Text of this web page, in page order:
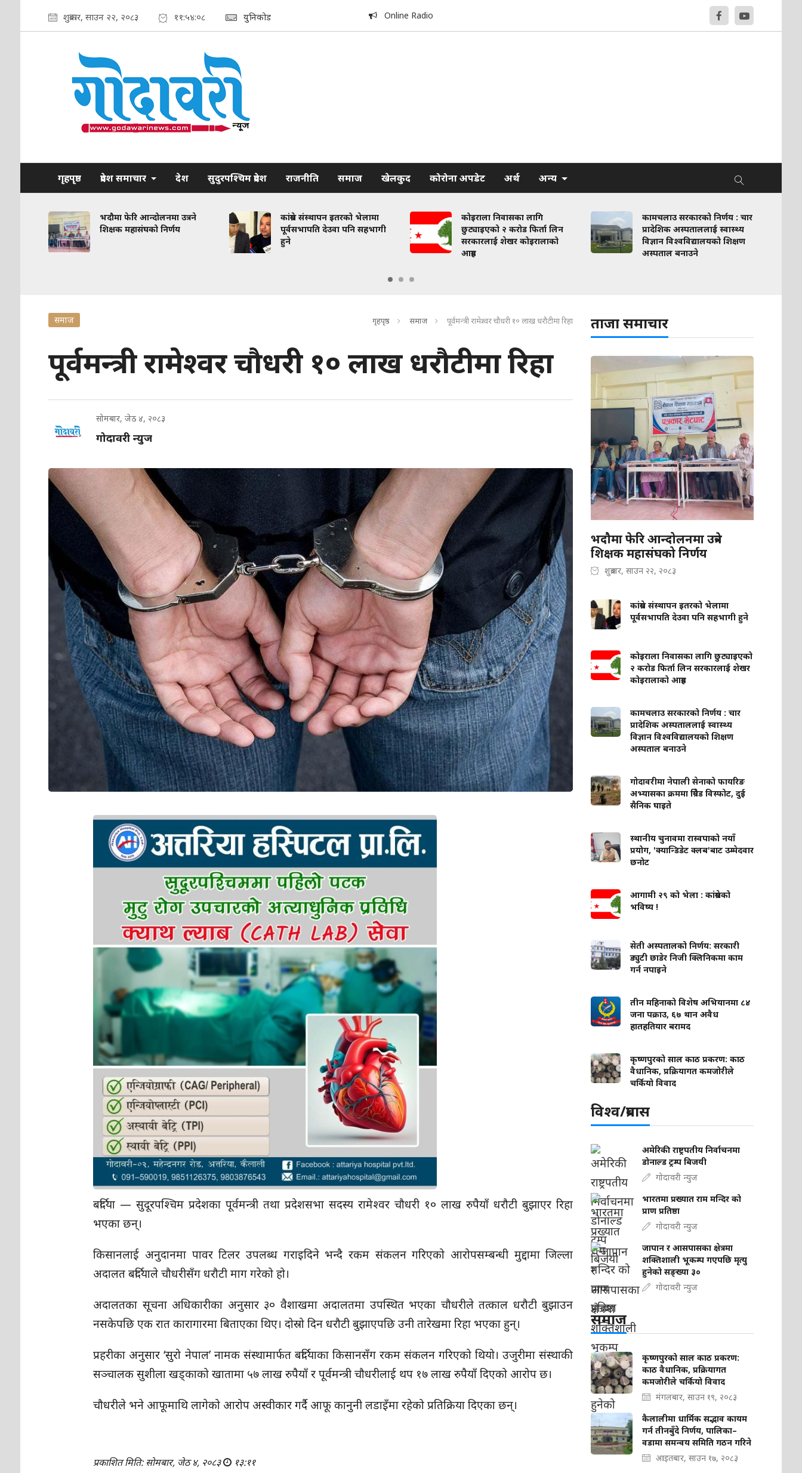
शुक्रबार, साउन २२, २०८३ ११:५४:०९ युनिकोड Online Radio
गृहपृष्ठ प्रदेश समाचार देश सुदुरपश्चिम प्रदेश राजनीति समाज खेलकुद कोरोना अपडेट अर्थ अन्य
भदौमा फेरि आन्दोलनमा उत्रने
शिक्षक महासंघको निर्णय
कांग्रेस संस्थापन इतरको भेलामा
पूर्वसभापति देउवा पनि सहभागी
हुने
कोइराला निवासका लागि
छुट्याइएको २ करोड फिर्ता लिन
सरकारलाई शेखर कोइरालाको
आग्रह
कामचलाउ सरकारको निर्णय : चार
प्रादेशिक अस्पताललाई स्वास्थ्य
विज्ञान विश्वविद्यालयको शिक्षण
अस्पताल बनाउने
समाज गृहपृष्ठ समाज पूर्वमन्त्री रामेश्वर चौधरी १० लाख धरौटीमा रिहा
पूर्वमन्त्री रामेश्वर चौधरी १० लाख धरौटीमा रिहा
सोमबार, जेठ ४, २०८३
गोदावरी न्युज
बर्दिया — सुदूरपश्चिम प्रदेशका पूर्वमन्त्री तथा प्रदेशसभा सदस्य रामेश्वर चौधरी १० लाख रुपैयाँ धरौटी बुझाएर रिहा
भएका छन्।
किसानलाई अनुदानमा पावर टिलर उपलब्ध गराइदिने भन्दै रकम संकलन गरिएको आरोपसम्बन्धी मुद्दामा जिल्ला
अदालत बर्दियाले चौधरीसँग धरौटी माग गरेको हो।
अदालतका सूचना अधिकारीका अनुसार ३० वैशाखमा अदालतमा उपस्थित भएका चौधरीले तत्काल धरौटी बुझाउन
नसकेपछि एक रात कारागारमा बिताएका थिए। दोस्रो दिन धरौटी बुझाएपछि उनी तारेखमा रिहा भएका हुन्।
प्रहरीका अनुसार ‘सुरो नेपाल’ नामक संस्थामार्फत बर्दियाका किसानसँग रकम संकलन गरिएको थियो। उजुरीमा संस्थाकी
सञ्चालक सुशीला खड्काको खातामा ५७ लाख रुपैयाँ र पूर्वमन्त्री चौधरीलाई थप १७ लाख रुपैयाँ दिएको आरोप छ।
चौधरीले भने आफूमाथि लागेको आरोप अस्वीकार गर्दै आफू कानुनी लडाइँमा रहेको प्रतिक्रिया दिएका छन्।
प्रकाशित मिति: सोमबार, जेठ ४, २०८३ १३:११
ताजा समाचार
भदौमा फेरि आन्दोलनमा उत्रने
शिक्षक महासंघको निर्णय
शुक्रबार, साउन २२, २०८३
कांग्रेस संस्थापन इतरको भेलामा
पूर्वसभापति देउवा पनि सहभागी हुने
कोइराला निवासका लागि छुट्याइएको
२ करोड फिर्ता लिन सरकारलाई शेखर
कोइरालाको आग्रह
कामचलाउ सरकारको निर्णय : चार
प्रादेशिक अस्पताललाई स्वास्थ्य
विज्ञान विश्वविद्यालयको शिक्षण
अस्पताल बनाउने
गोदावरीमा नेपाली सेनाको फायरिङ
अभ्यासका क्रममा ग्रिनेड विस्फोट, दुई
सैनिक घाइते
स्थानीय चुनावमा रास्वपाको नयाँ
प्रयोग, 'क्यान्डिडेट क्लब'बाट उम्मेदवार
छनोट
आगामी २९ को भेला : कांग्रेसको
भविष्य !
सेती अस्पतालको निर्णय: सरकारी
ड्युटी छाडेर निजी क्लिनिकमा काम
गर्न नपाइने
तीन महिनाको विशेष अभियानमा ८४
जना पक्राउ, ६७ थान अवैध
हातहतियार बरामद
कृष्णपुरको साल काठ प्रकरण: काठ
वैधानिक, प्रक्रियागत कमजोरीले
चर्कियो विवाद
विश्व/प्रबास
अमेरिकी राष्ट्रपतीय निर्वाचनमा
डोनाल्ड ट्रम्प बिजयी
गोदावरी न्युज
भारतमा प्रख्यात राम मन्दिर को
प्राण प्रतिष्ठा
गोदावरी न्युज
जापान र आसपासका क्षेत्रमा
शक्तिशाली भूकम्प गएपछि मृत्यु
हुनेको सङ्ख्या ३०
गोदावरी न्युज
समाज
कृष्णपुरको साल काठ प्रकरण:
काठ वैधानिक, प्रक्रियागत
कमजोरीले चर्कियो विवाद
मंगलबार, साउन १९, २०८३
कैलालीमा धार्मिक सद्भाव कायम
गर्न तीनबुँदे निर्णय, पालिका–
वडामा समन्वय समिति गठन गरिने
आइतबार, साउन १७, २०८३